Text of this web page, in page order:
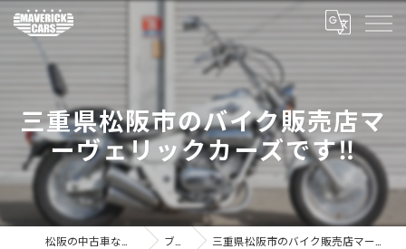
三重県松阪市のバイク販売店マ
ーヴェリックカーズです‼️
ブログ 三重県松阪市のバイク販売店マーヴェリックカーズです‼️